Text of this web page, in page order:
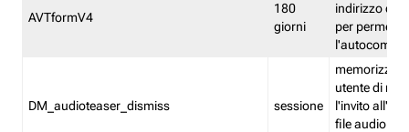
AVTformV4
180
giorni
indirizzo di
per
DM_audioteaser_dismiss sessione
memorizza
utente di
l'invito
file audio del